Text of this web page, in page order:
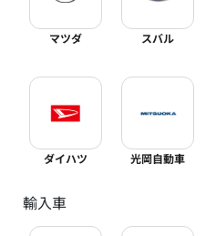
マツダ スバル
ダイハツ 光岡自動車
輸入車